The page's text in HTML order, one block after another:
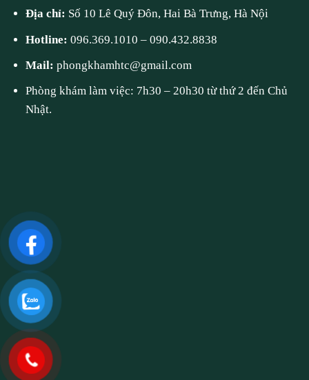
Địa chỉ: Số 10 Lê Quý Đôn, Hai Bà Trưng, Hà Nội
Hotline:096.369.1010 –090.432.8838
Mail:phongkhamhtc@gmail.com
Phòng khám làm việc: 7h30 – 20h30 từ thứ 2 đến Chủ
Nhật.